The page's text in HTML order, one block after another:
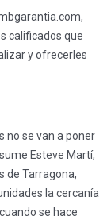
calificados que
y ofrecerles
no se van a poner
Esteve Martí,
de Tarragona,
la cercanía
se hace